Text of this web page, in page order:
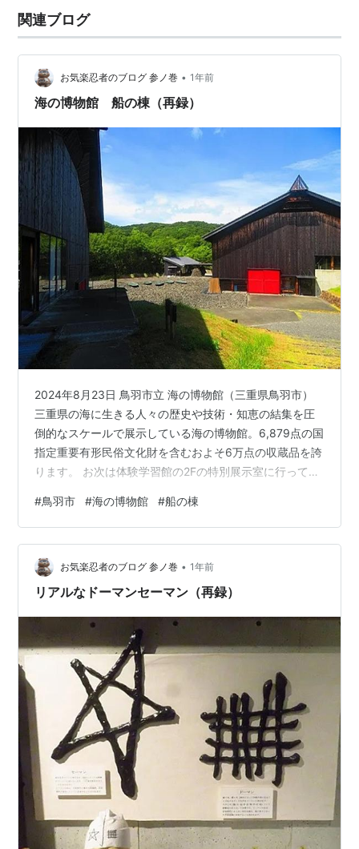
関連ブログ
お気楽忍者のブログ 参ノ巻 • 1年前
海の博物館 船の棟（再録）
2024年8月23日 鳥羽市立 海の博物館（三重県鳥羽市）
三重県の海に生きる人々の歴史や技術・知恵の結集を圧
倒的なスケールで展示している海の博物館。6,879点の国
指定重要有形民俗文化財を含むおよそ6万点の収蔵品を誇
ります。 お次は体験学習館の2Fの特別展示室に行ってみ
〇』が開催中でした。本展では、「海の〇〇」と例えら
れる海の生物や関連事象が展示されてました。 例えるな
らば、海の悪魔のアンコウ アンコウのサンダル、これは
可愛らしい悪魔ですね（笑） 例えるならば、海のパイナ
ップルはホヤ。 水槽の中に生きたマホヤとパイナップル
#鳥羽市 #海の博物館 #船の棟
お気楽忍者のブログ 参ノ巻 • 1年前
リアルなドーマンセーマン（再録）